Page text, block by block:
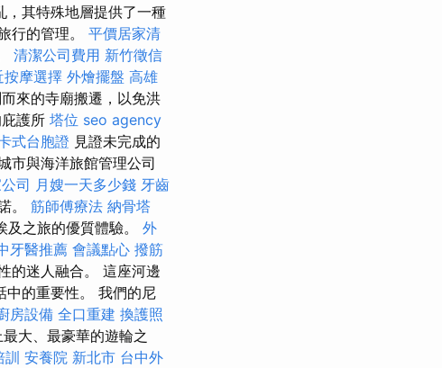
，其特殊地層提供了一種
行的管理。 平價居家清
清潔公司費用 新竹徵信
按摩選擇 外燴擺盤 高雄
來的寺廟搬遷，以免洪
護所 塔位 seo agency
式台胞證 見證未完成的
市與海洋旅館管理公司
司 月嫂一天多少錢 牙齒
。 筋師傅療法 納骨塔
之旅的優質體驗。 外
牙醫推薦 會議點心 撥筋
的迷人融合。 這座河邊
中的重要性。 我們的尼
房設備 全口重建 換護照
大、最豪華的遊輪之
訓 安養院 新北市 台中外